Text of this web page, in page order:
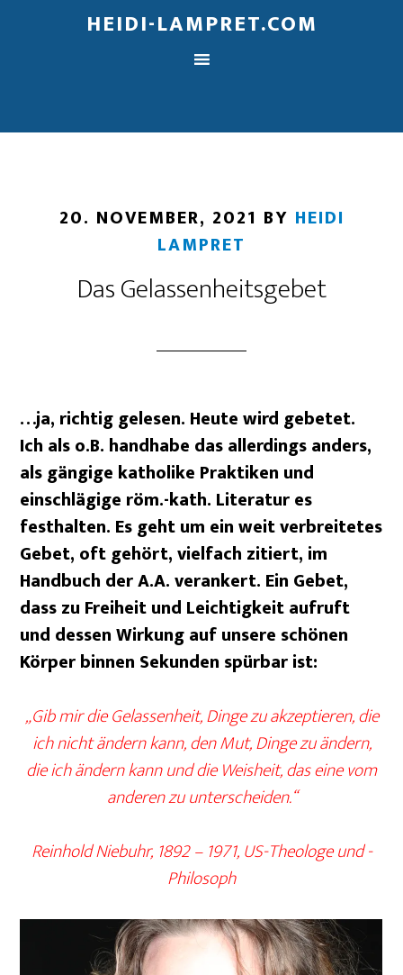
HEIDI-LAMPRET.COM
20. NOVEMBER, 2021 BY HEIDI
LAMPRET
Das Gelassenheitsgebet
…ja, richtig gelesen. Heute wird gebetet.
Ich als o.B. handhabe das allerdings anders,
als gängige katholike Praktiken und
einschlägige röm.-kath. Literatur es
festhalten. Es geht um ein weit verbreitetes
Gebet, oft gehört, vielfach zitiert, im
Handbuch der A.A. verankert. Ein Gebet,
dass zu Freiheit und Leichtigkeit aufruft
und dessen Wirkung auf unsere schönen
Körper binnen Sekunden spürbar ist:
„Gib mir die Gelassenheit, Dinge zu akzeptieren, die
ich nicht ändern kann, den Mut, Dinge zu ändern,
die ich ändern kann und die Weisheit, das eine vom
anderen zu unterscheiden.“
Reinhold Niebuhr, 1892 – 1971, US-Theologe und -
Philosoph